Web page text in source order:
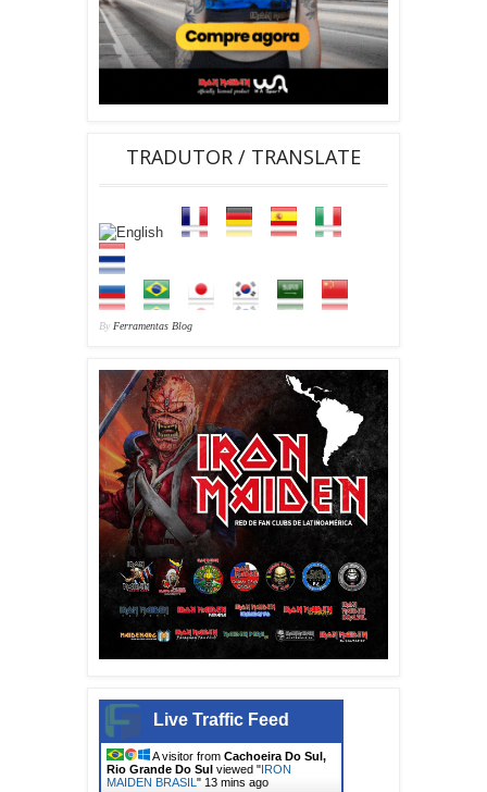
TRADUTOR / TRANSLATE
By Ferramentas Blog
Live Traffic Feed
A visitor from Cachoeira Do Sul,
Rio Grande Do Sul viewed "IRON
MAIDEN BRASIL " 13 mins ago